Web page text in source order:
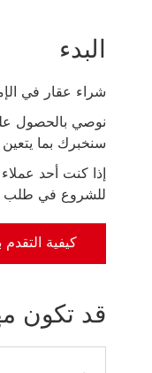
البدء
شراء عقار في
نوصي بالحصول
سنخبرك بما
للشروع في طلب
كيفية
قد تكون